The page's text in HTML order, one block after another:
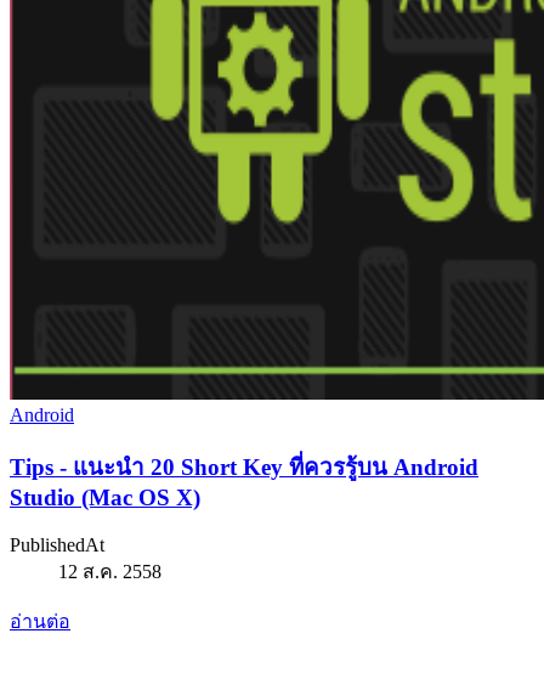
Android
Tips - แนะนำ 20 Short Key ที่ควรรู้บน Android
Studio (Mac OS X)
PublishedAt
12 ส.ค. 2558
อ่านต่อ